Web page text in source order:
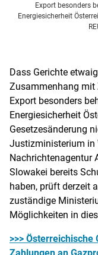
Export besonders
Energiesicherheit
Dass Gerichte
Zusammenhang mit
Export besonders
Energiesicherheit
Gesetzesänderung
Justizministerium in
Nachrichtenagentur
Slowakei bereits
haben, prüft derzeit
zuständige
Möglichkeiten in
>>>
Zahlungen an